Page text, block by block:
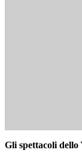
Gli spettacoli dello